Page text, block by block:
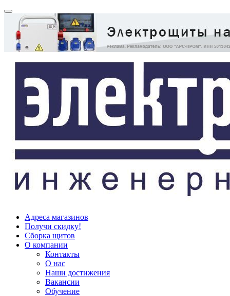
Адреса магазинов
Получи скидку!
Сборка щитов
О компании
Контакты
О нас
Наши достижения
Вакансии
Обучение